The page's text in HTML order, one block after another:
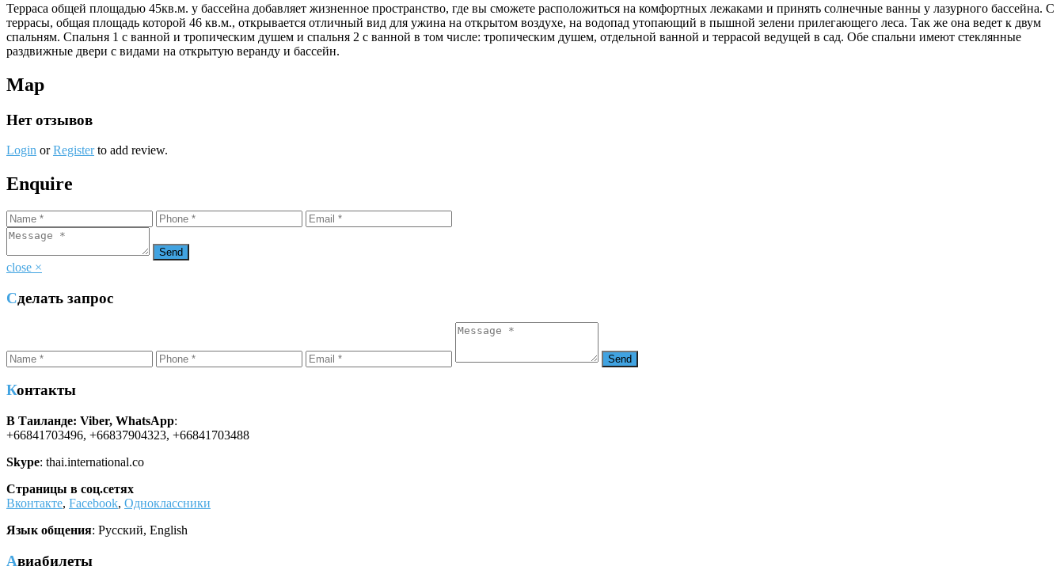
Терраса общей площадью 45кв.м. у бассейна добавляет жизненное пространство, где вы сможете расположиться на комфортных лежаками и принять солнечные ванны у лазурного бассейна. С
террасы, общая площадь которой 46 кв.м., открывается отличный вид для ужина на открытом воздухе, на водопад утопающий в пышной зелени прилегающего леса. Так же она ведет к двум
спальням. Спальня 1 с ванной и тропическим душем и спальня 2 с ванной в том числе: тропическим душем, отдельной ванной и террасой ведущей в сад. Обе спальни имеют стеклянные
раздвижные двери с видами на открытую веранду и бассейн.
Map
Нет отзывов
Login or Register to add review.
Enquire
close ×
Сделать запрос
Контакты
В Таиланде: Viber, WhatsApp:
+66841703496, +66837904323, +66841703488
Skype: thai.international.co
Страницы в соц.сетях
Вконтакте, Facebook, Одноклассники
Язык общения: Русский, English
Авиабилеты